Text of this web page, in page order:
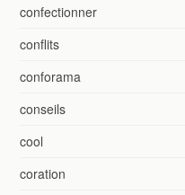
confectionner
conflits
conforama
conseils
cool
coration